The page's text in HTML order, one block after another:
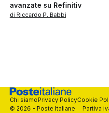
avanzate su Refinitiv
di Riccardo P. Babbi
© 2026 - Poste Italiane Partiva
Chi siamoPrivacy PolicyCookie